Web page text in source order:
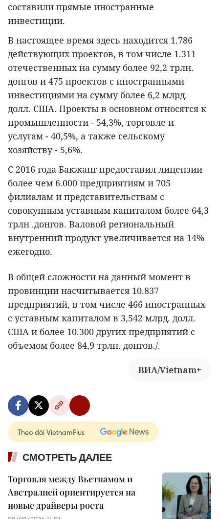
составили прямые иностранные
инвестиции.
В настоящее время здесь находится 1.786
действующих проектов, в том числе 1.311
отечественных на сумму более 92,2 трлн.
донгов и 475 проектов с иностранными
инвестициями на сумму более 6,2 млрд.
долл. США. Проекты в основном относятся к
промышленности - 54,3%, торговле и
услугам - 40,5%, а также сельскому
хозяйству - 5,6%.
С 2016 года Бакжанг предоставил лицензии
более чем 6.000 предприятиям и 705
филиалам и представительствам с
совокупным уставным капиталом более 64,3
трлн .донгов. Валовой региональный
внутренний продукт увеличивается на 14%
ежегодно.
В общей сложности на данный момент в
провинции насчитывается 10.837
предприятий, в том числе 466 иностранных
с уставным капиталом в 3,542 млрд. долл.
США и более 10.300 других предприятий с
объемом более 84,9 трлн. донгов./.
ВИА/Vietnam+
Theo dõi VietnamPlus
СМОТРЕТЬ ДАЛЕЕ
Торговля между Вьетнамом и
Австралией ориентируется на
новые драйверы роста